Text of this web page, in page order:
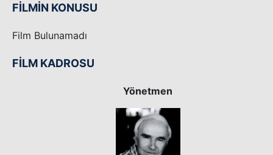
FİLMİN KONUSU
Film Bulunamadı
FİLM KADROSU
Yönetmen